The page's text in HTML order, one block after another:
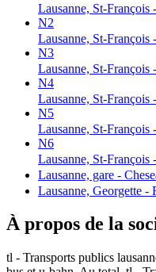
Lausanne, St-
N2
Lausanne, St-François
N3
Lausanne, St-François
N4
Lausanne, St-
N5
Lausanne, St-
N6
Lausanne, St-François
Lausanne, gare -
Lausanne, Georgette -
À propos de la
tl - Transports publics